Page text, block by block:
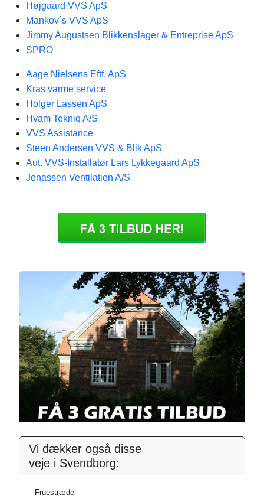
Højgaard VVS ApS
Mankov´s VVS ApS
Jimmy Augustsen Blikkenslager & Entreprise ApS
SPRO
Aage Nielsens Eftf. ApS
Kras varme service
Holger Lassen ApS
Hvam Tekniq A/S
VVS Assistance
Steen Andersen VVS & Blik ApS
Aut. VVS-Installatør Lars Lykkegaard ApS
Jonassen Ventilation A/S
Vi dækker også disse
veje i Svendborg:
Fruestræde